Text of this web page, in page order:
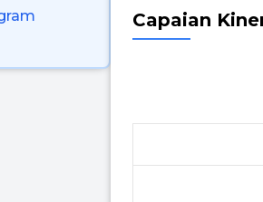
Capaian